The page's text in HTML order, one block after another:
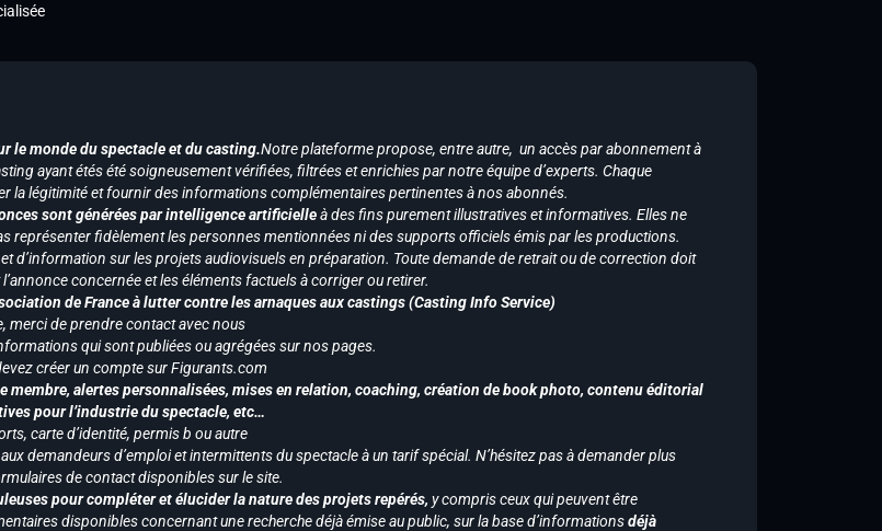
le monde du spectacle et du casting.Notre plateforme propose, entre autre, un accès par abonnement à
ayant étés été soigneusement vérifiées, filtrées et enrichies par notre équipe d’experts. Chaque
la légitimité et fournir des informations complémentaires pertinentes à nos abonnés.
sont générées par intelligence artificielleà des fins purement illustratives et informatives. Elles ne
représenter fidèlement les personnes mentionnées ni des supports officiels émis par les productions.
d’information sur les projets audiovisuels en préparation. Toute demande de retrait ou de correction doit
concernée et les éléments factuels à corriger ou retirer.
de France à lutter contre les arnaques aux castings (Casting Info Service)
merci de prendre contact avec nous
qui sont publiées ou agrégées sur nos pages.
créer un compte sur Figurants.com
alertes personnalisées, mises en relation, coaching, création de book photo, contenu éditorial
pour l’industrie du spectacle, etc…
carte d’identité, permis b ou autre
demandeurs d’emploi et intermittents du spectacle à un tarif spécial. N’hésitez pas à demander plus
de contact disponibles sur le site.
pour compléter et élucider la nature des projets repérés, y compris ceux qui peuvent être
disponibles concernant une recherche déjà émise au public, sur la base d’informationsdéjà